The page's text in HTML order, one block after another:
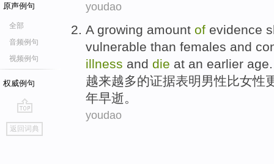
原声例句
全部
音频例句
视频例句
权威例句
go
top
返回词典
youdao
A growing amount of evidence
vulnerable than females and
illness and die at an earlier age.
越来越多的证据表明 男性比女性
年早逝。
youdao